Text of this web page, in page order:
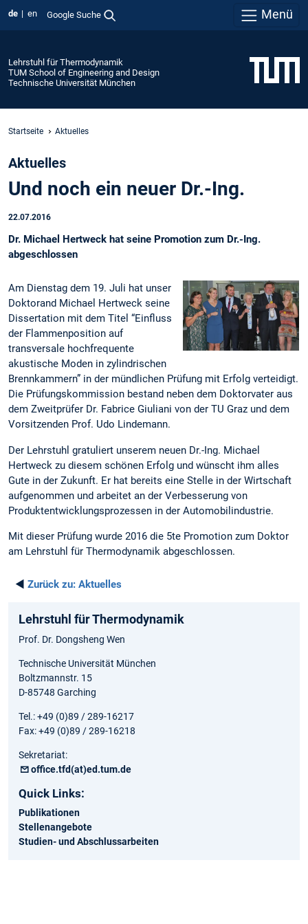
de en Google Suche Menü
Lehrstuhl für Thermodynamik
TUM School of Engineering and Design
Technische Universität München
Startseite Aktuelles
Aktuelles
Und noch ein neuer Dr.-Ing.
22.07.2016
Dr. Michael Hertweck hat seine Promotion zum Dr.-Ing.
abgeschlossen
Am Dienstag dem 19. Juli hat unser
Doktorand Michael Hertweck seine
Dissertation mit dem Titel “Einfluss
der Flammenposition auf
transversale hochfrequente
akustische Moden in zylindrischen
Brennkammern” in der mündlichen Prüfung mit Erfolg verteidigt.
Die Prüfungskommission bestand neben dem Doktorvater aus
dem Zweitprüfer Dr. Fabrice Giuliani von der TU Graz und dem
Vorsitzenden Prof. Udo Lindemann.
Der Lehrstuhl gratuliert unserem neuen Dr.-Ing. Michael
Hertweck zu diesem schönen Erfolg und wünscht ihm alles
Gute in der Zukunft. Er hat bereits eine Stelle in der Wirtschaft
aufgenommen und arbeitet an der Verbesserung von
Produktentwicklungsprozessen in der Automobilindustrie.
Mit dieser Prüfung wurde 2016 die 5te Promotion zum Doktor
am Lehrstuhl für Thermodynamik abgeschlossen.
◄ Zurück zu: Aktuelles
Lehrstuhl für Thermodynamik
Prof. Dr. Dongsheng Wen
Technische Universität München
Boltzmannstr. 15
D-85748 Garching
Tel.: +49 (0)89 / 289-16217
Fax: +49 (0)89 / 289-16218
Sekretariat:
office.tfd(at)ed.tum.de
Quick Links:
Publikationen
Stellenangebote
Studien- und Abschlussarbeiten